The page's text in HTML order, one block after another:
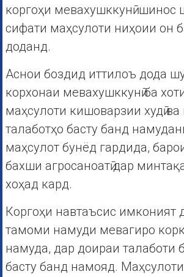
коргоҳи мевахушккунӣ шинос
сифати маҳсулоти ниҳоии он
доданд.
Аснои боздид иттилоъ дода
корхонаи мевахушккунӣ ба
маҳсулоти кишоварзии худӣ
талаботҳо басту банд
маҳсулот бунёд гардида,
бахши агросаноатӣ дар
хоҳад кард.
Коргоҳи навтаъсис имконият
тамоми намуди мевагиро
намуда, дар доираи талаботи
басту банд намояд.